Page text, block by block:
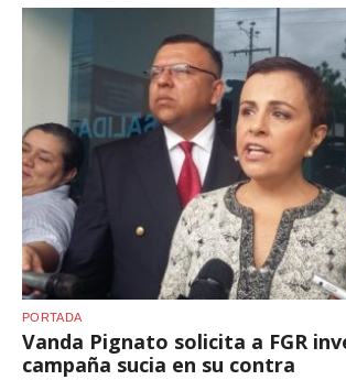
PORTADA
Vanda Pignato solicita a FGR
campaña sucia en su contra